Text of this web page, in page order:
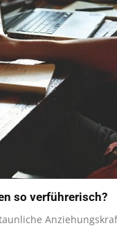
so verführerisch?